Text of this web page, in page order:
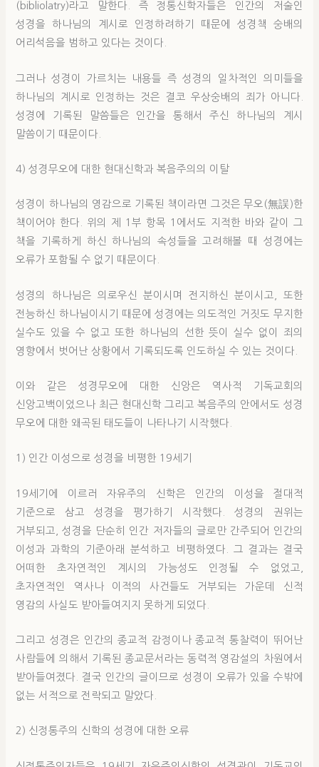
(bibliolatry)라고 말한다. 즉 정통신학자들은 인간의 저술인
성경을 하나님의 계시로 인정하려하기 때문에 성경책 숭배의
어리석음을 범하고 있다는 것이다.
그러나 성경이 가르치는 내용들 즉 성경의 일차적인 의미들을
하나님의 계시로 인정하는 것은 결코 우상숭배의 죄가 아니다.
성경에 기록된 말씀들은 인간을 통해서 주신 하나님의 계시
말씀이기 때문이다.
4) 성경무오에 대한 현대신학과 복음주의의 이탈
성경이 하나님의 영감으로 기록된 책이라면 그것은 무오(無誤)한
책이어야 한다. 위의 제 1부 항목 1에서도 지적한 바와 같이 그
책을 기록하게 하신 하나님의 속성들을 고려해볼 때 성경에는
오류가 포함될 수 없기 때문이다.
성경의 하나님은 의로우신 분이시며 전지하신 분이시고, 또한
전능하신 하나님이시기 때문에 성경에는 의도적인 거짓도 무지한
실수도 있을 수 없고 또한 하나님의 선한 뜻이 실수 없이 죄의
영향에서 벗어난 상황에서 기록되도록 인도하실 수 있는 것이다.
이와 같은 성경무오에 대한 신앙은 역사적 기독교회의
신앙고백이었으나 최근 현대신학 그리고 복음주의 안에서도 성경
무오에 대한 왜곡된 태도들이 나타나기 시작했다.
1) 인간 이성으로 성경을 비평한 19세기
19세기에 이르러 자유주의 신학은 인간의 이성을 절대적
기준으로 삼고 성경을 평가하기 시작했다. 성경의 권위는
거부되고, 성경을 단순히 인간 저자들의 글로만 간주되어 인간의
이성과 과학의 기준아래 분석하고 비평하였다. 그 결과는 결국
어떠한 초자연적인 계시의 가능성도 인정될 수 없었고,
초자연적인 역사나 이적의 사건들도 거부되는 가운데 신적
영감의 사실도 받아들여지지 못하게 되었다.
그리고 성경은 인간의 종교적 감정이나 종교적 통찰력이 뛰어난
사람들에 의해서 기록된 종교문서라는 동력적 영감설의 차원에서
받아들여졌다. 결국 인간의 글이므로 성경이 오류가 있을 수밖에
없는 서적으로 전락되고 말았다.
2) 신정통주의 신학의 성경에 대한 오류